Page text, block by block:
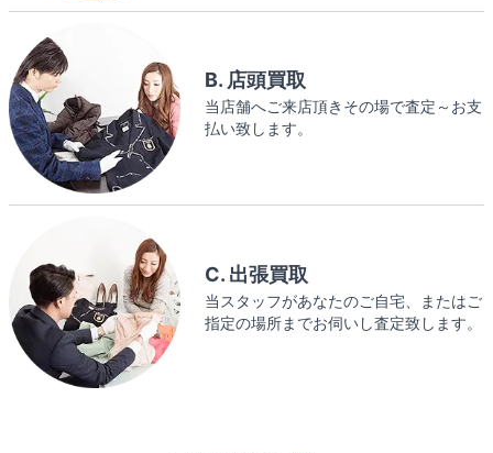
B. 店頭買取
当店舗へご来店頂きその場で査定～お支
払い致します。
C. 出張買取
当スタッフがあなたのご自宅、またはご
指定の場所までお伺いし査定致します。